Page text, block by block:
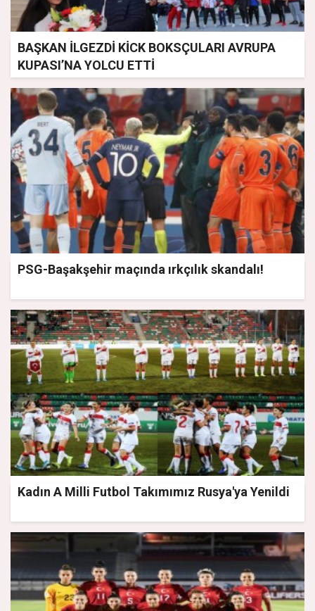
BAŞKAN İLGEZDİ KİCK BOKSÇULARI AVRUPA
KUPASI’NA YOLCU ETTİ
PSG-Başakşehir maçında ırkçılık skandalı!
Kadın A Milli Futbol Takımımız Rusya'ya Yenildi